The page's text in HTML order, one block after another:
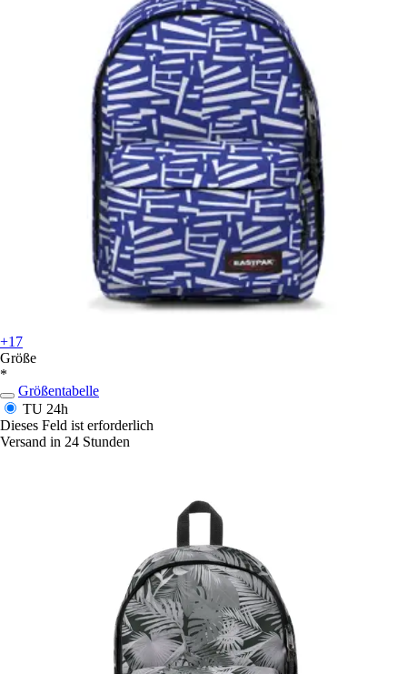
+17
Größe
*
Größentabelle
TU 24h
Dieses Feld ist erforderlich
Versand in 24 Stunden